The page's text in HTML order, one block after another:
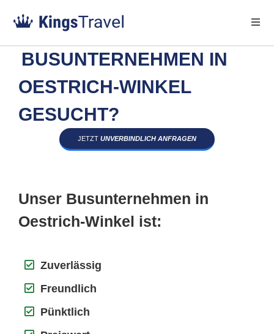
BUSUNTERNEHMEN IN
OESTRICH-WINKEL
GESUCHT?
JETZT UNVERBINDLICH ANFRAGEN
Unser Busunternehmen in
Oestrich-Winkel ist:
Zuverlässig
Freundlich
Pünktlich